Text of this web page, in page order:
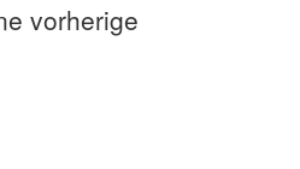
vorherige